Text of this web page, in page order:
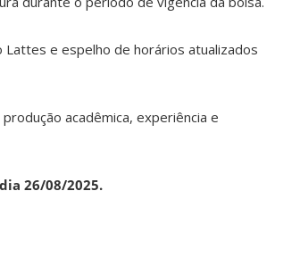
Lattes e espelho de horários atualizados
acadêmica, experiência e
26/08/2025.